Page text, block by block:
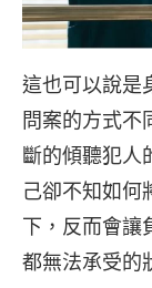
這也可以說是
問案的方式不
斷的傾聽犯人
己卻不知如何
下，反而會讓
都無法承受的